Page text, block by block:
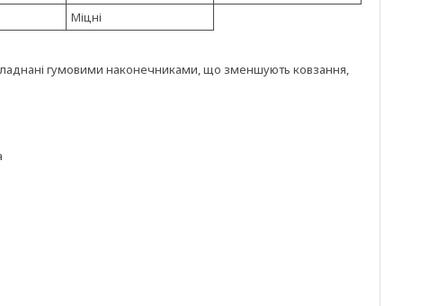
Міцні
гумовими наконечниками, що зменшують ковзання,